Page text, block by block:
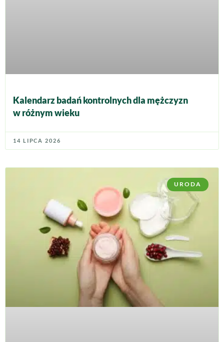
Kalendarz badań kontrolnych dla mężczyzn
w różnym wieku
14 LIPCA 2026
URODA